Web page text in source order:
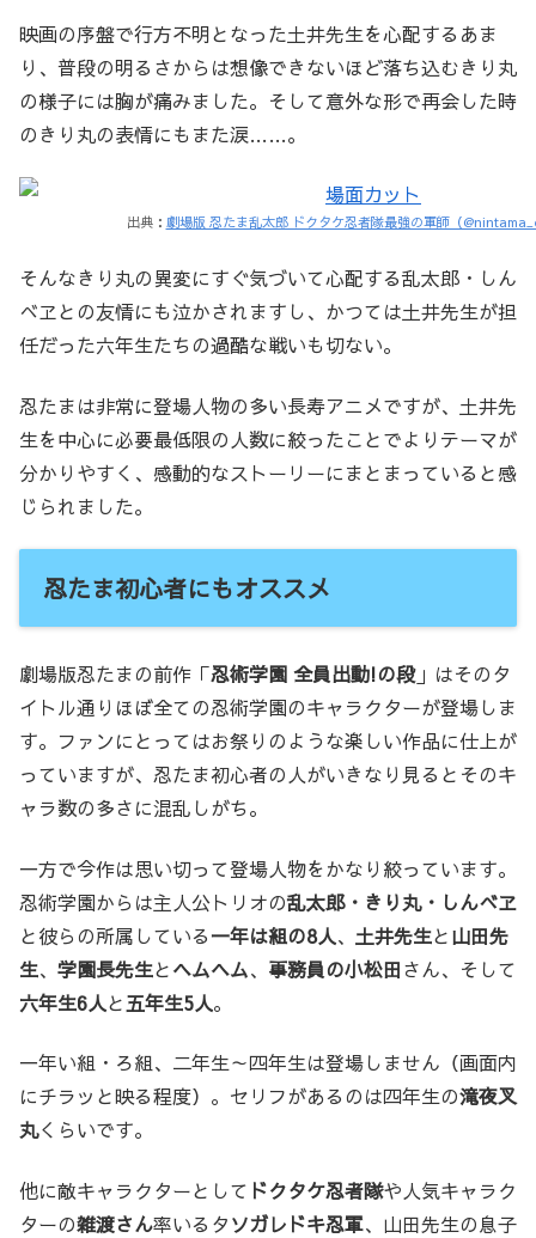
映画の序盤で行方不明となった土井先生を心配するあま
り、普段の明るさからは想像できないほど落ち込むきり丸
の様子には胸が痛みました。そして意外な形で再会した時
のきり丸の表情にもまた涙……。
出典： 劇場版 忍たま乱太郎 ドクタケ忍者隊最強の軍師（
そんなきり丸の異変にすぐ気づいて心配する乱太郎・しん
べヱとの友情にも泣かされますし、かつては土井先生が担
任だった六年生たちの過酷な戦いも切ない。
忍たまは非常に登場人物の多い長寿アニメですが、土井先
生を中心に必要最低限の人数に絞ったことでよりテーマが
分かりやすく、感動的なストーリーにまとまっていると感
じられました。
忍たま初心者にもオススメ
劇場版忍たまの前作「忍術学園 全員出動!の段」はそのタ
イトル通りほぼ全ての忍術学園のキャラクターが登場しま
す。ファンにとってはお祭りのような楽しい作品に仕上が
っていますが、忍たま初心者の人がいきなり見るとそのキ
ャラ数の多さに混乱しがち。
一方で今作は思い切って登場人物をかなり絞っています。
忍術学園からは主人公トリオの乱太郎・きり丸・しんべヱ
と彼らの所属している一年は組の8人、 土井先生と山田先
生、 学園長先生とヘムヘム、 事務員の小松田さん、そして
六年生6人と五年生5人。
一年い組・ろ組、二年生～四年生は登場しません（画面内
にチラッと映る程度）。セリフがあるのは四年生の滝夜叉
丸くらいです。
他に敵キャラクターとして ドクタケ忍者隊や人気キャラク
ターの雑渡さん率いるタソガレドキ忍軍、山田先生の息子